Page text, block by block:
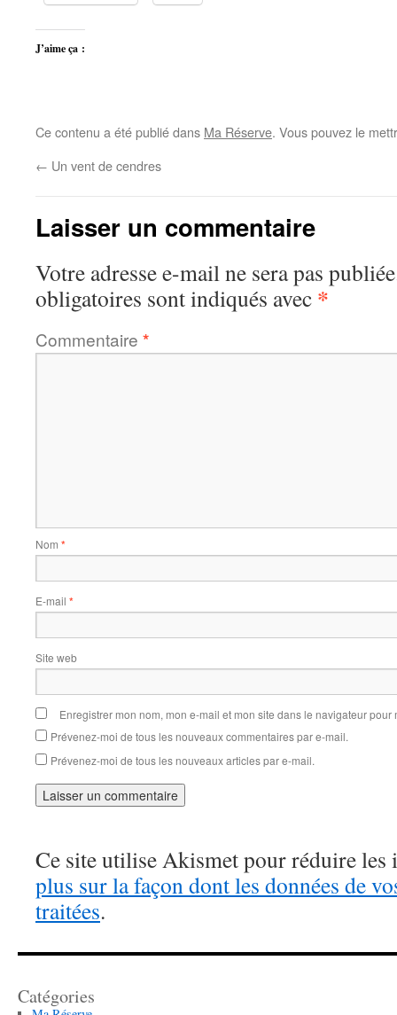
J’aime ça :
Ce contenu a été publié dans Ma Réserve. Vous pouvez le
← Un vent de cendres
Laisser un commentaire
Votre adresse e-mail ne sera pas
obligatoires sont indiqués avec *
Commentaire *
Nom *
E-mail *
Site web
Enregistrer mon nom, mon e-mail et mon site dans le navigateur
Prévenez-moi de tous les nouveaux commentaires par e-mail.
Prévenez-moi de tous les nouveaux articles par e-mail.
Ce site utilise Akismet pour réduire les
plus sur la façon dont les données de
traitées.
Catégories